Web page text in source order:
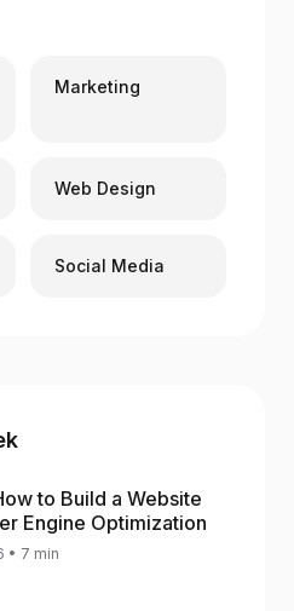
Marketing
Web Design
Social Media
to Build a Website
Engine Optimization
• 7 min